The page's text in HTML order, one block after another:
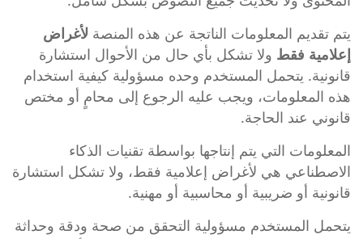
يتم تقديم المعلومات الناتجة عن هذه المنصة لأغراض
إعلامية فقط ولا تشكل بأي حال من الأحوال استشارة
قانونية. يتحمل المستخدم وحده مسؤولية كيفية استخدام
هذه المعلومات، ويجب عليه الرجوع إلى محامٍ أو مختص
قانوني عند الحاجة.
المعلومات التي يتم إنتاجها بواسطة تقنيات الذكاء
الاصطناعي هي لأغراض إعلامية فقط، ولا تشكل استشارة
قانونية أو ضريبية أو محاسبية أو مهنية.
يتحمل المستخدم مسؤولية التحقق من صحة ودقة وحداثة